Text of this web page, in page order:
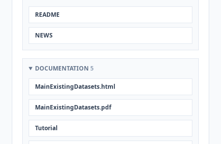
README
NEWS
DOCUMENTATION 5
MainExistingDatasets.html
MainExistingDatasets.pdf
Tutorial